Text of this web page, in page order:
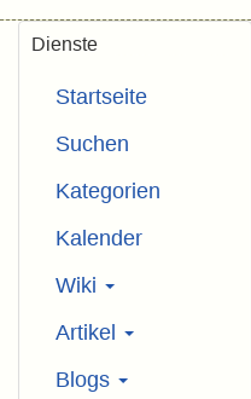
Dienste
Startseite
Suchen
Kategorien
Kalender
Wiki
Artikel
Blogs